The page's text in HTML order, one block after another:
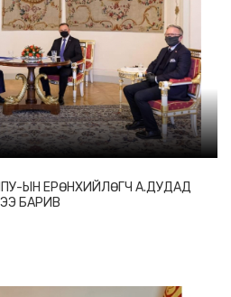
ЫН ЕРӨНХИЙЛӨГЧ А.ДУДАД
БАРИВ